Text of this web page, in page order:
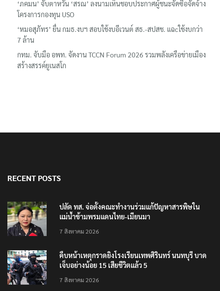
‘ภคมน’ จับตาหวั่น ‘สรณ’ ลงนามเห็นชอบประกาศผู้ชนะจัดซื้อจัดจ้าง
โครงการกองทุน USO
‘หมอสุภัทร’ ยื่น กมธ.งบฯ สอบใช้งบอีเวนต์ สธ.-สปสช. แฉcใช้งบกว่า
7 ล้าน
กทม. จับมือ อพท. จัดงาน TCCN Forum 2026 รวมพลังเครือข่ายเมือง
สร้างสรรค์ยูเนสโก
RECENT POSTS
ปลัด ทส. จ่อตั้งคณะทำงานร่วมแก้ปัญหาสารพิษใน
แม่น้ำข้ามพรมแดนไทย-เมียนมา
7 สิงหาคม 2026
คืบหน้าเหตุกราดยิงโรงเรียนเทพศิรินทร์ นนทบุรี บาด
เจ็บอย่างน้อย 15 เสียชีวิตแล้ว 5
7 สิงหาคม 2026